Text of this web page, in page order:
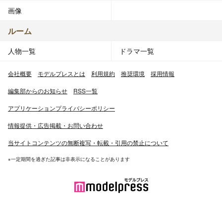
画像
ルーム
人物一覧 ドラマ一覧
会社概要 モデルプレスとは 利用規約 推奨環境 採用情報
編集部からのお知らせ RSS一覧
アプリケーションプライバシーポリシー
情報提供・広告掲載・お問い合わせ
当サイトコンテンツの無断複写・転載・引用の禁止について
※一定期間を過ぎた記事は非表示になることがあります